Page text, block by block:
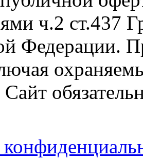
ч.2 ст.437
Федерации.
Сайт